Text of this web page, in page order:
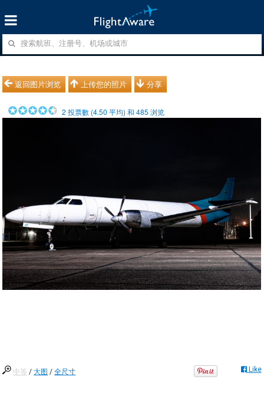
返回图片浏览 上传您的照片 分享
2 投票數 (4.50 平均) 和485 浏览
中等 /大图 /全尺寸 Like